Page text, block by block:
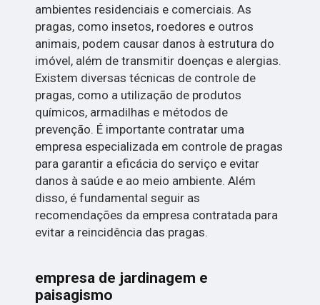
ambientes residenciais e comerciais. As
pragas, como insetos, roedores e outros
animais, podem causar danos à estrutura do
imóvel, além de transmitir doenças e alergias.
Existem diversas técnicas de controle de
pragas, como a utilização de produtos
químicos, armadilhas e métodos de
prevenção. É importante contratar uma
empresa especializada em controle de pragas
para garantir a eficácia do serviço e evitar
danos à saúde e ao meio ambiente. Além
disso, é fundamental seguir as
recomendações da empresa contratada para
evitar a reincidência das pragas.
empresa de jardinagem e
paisagismo